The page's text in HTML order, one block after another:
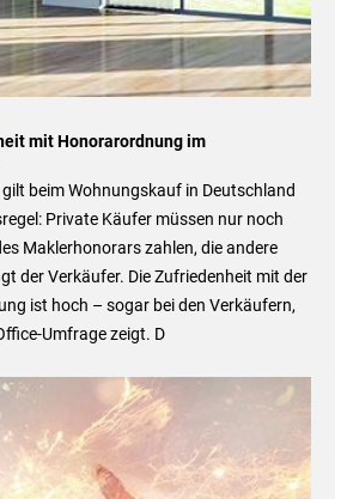
mit Honorarordnung im
beim Wohnungskauf in Deutschland
Private Käufer müssen nur noch
Maklerhonorars zahlen, die andere
der Verkäufer. Die Zufriedenheit mit der
ist hoch – sogar bei den Verkäufern,
Umfrage zeigt. D